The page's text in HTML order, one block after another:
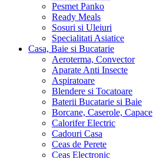
Pesmet Panko
Ready Meals
Sosuri si Uleiuri
Specialitati Asiatice
Casa, Baie si Bucatarie
Aeroterma, Convector
Aparate Anti Insecte
Aspiratoare
Blendere si Tocatoare
Baterii Bucatarie si Baie
Borcane, Caserole, Capace
Calorifer Electric
Cadouri Casa
Ceas de Perete
Ceas Electronic